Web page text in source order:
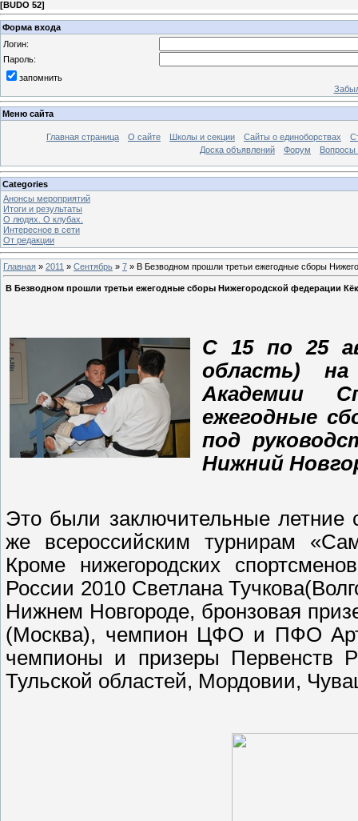
[BUDO 52]
Форма входа
Логин:
Пароль:
запомнить
Меню сайта
Главная страница О сайте Школы и секции Сайты о единоборствах
Доска объявлений
Форум Вопросы
Categories
Анонсы мероприятий
Итоги и результаты
О людях. О клубах.
Интересное в сети
От редакции
Главная » 2011 » Сентябрь » 7 » В Безводном прошли третьи ежегодные сборы
В Безводном прошли третьи ежегодные сборы Нижегородской федерации
C 15 по 25
область) на
Академии
ежегодные
под
Нижний
Это были заключительные летние
же всероссийским турнирам
Кроме нижегородских
России 2010 Светлана
Нижнем Новгороде, бронзовая
(Москва), чемпион ЦФО и ПФО
чемпионы и призеры
Тульской областей, Мордовии,